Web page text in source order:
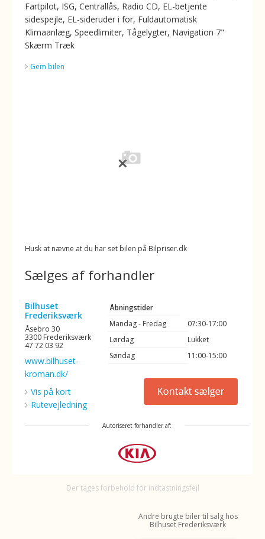
Fartpilot, ISG, Centrallås, Radio CD, EL-betjente
sidespejle, EL-sideruder i for, Fuldautomatisk
Klimaanlæg, Speedlimiter, Tågelygter, Navigation 7"
Skærm Træk
Gem bilen
Husk at nævne at du har set bilen på Bilpriser.dk
Sælges af forhandler
Bilhuset
Frederiksværk
Åsebro 30
3300 Frederiksværk
47 72 03 92
www.bilhuset-
kroman.dk/
Vis på kort
Rutevejledning
Åbningstider
Mandag - Fredag
07:30-17:00
Lørdag
Lukket
Søndag
11:00-15:00
Autoriseret forhandler af:
Der tages forbehold for indtastningsfejl
Andre brugte biler til salg hos
Bilhuset Frederiksværk